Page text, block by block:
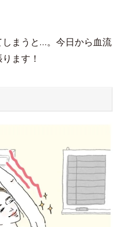
まうと…。今日から血流
ます！